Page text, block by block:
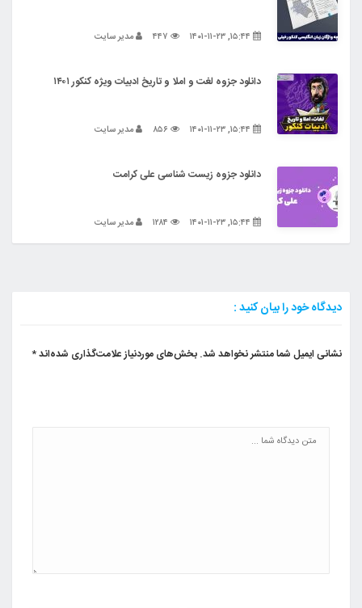
مدیر سایت
دانلود جزوه لغت و املا و تاریخ ادبیات ویژه کنکور ۱۴۰۱
مدیر سایت
دانلود جزوه زیست شناسی علی کرامت
مدیر سایت
دیدگاه خود را بیان کنید :
نشانی ایمیل شما منتشر نخواهد شد. بخش‌های موردنیاز علامت‌گذاری شده‌اند*